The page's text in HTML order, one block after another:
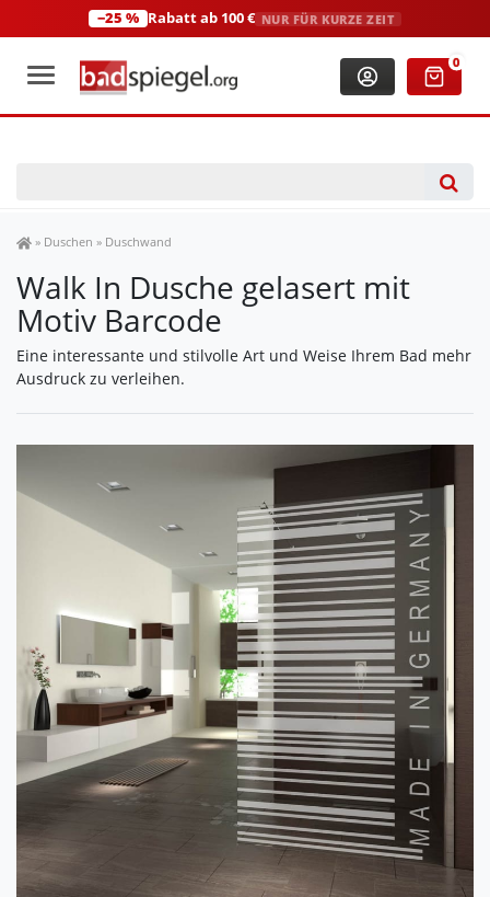
−25 % Rabatt ab 100 € NUR FÜR KURZE ZEIT
+49 (0)2306 3744580 0
Spiegel Shop
» Duschen » Duschwand
Walk In Dusche gelasert mit
Motiv Barcode
Eine interessante und stilvolle Art und Weise Ihrem Bad mehr
Ausdruck zu verleihen.